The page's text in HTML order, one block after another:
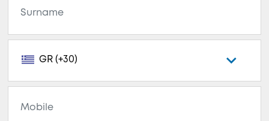
GR (+30)